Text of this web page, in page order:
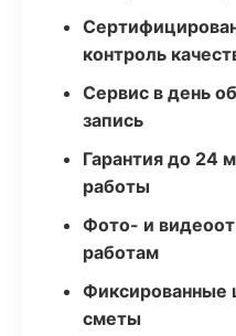
контроль
Сервис в день
запись
Гарантия до 24
работы
Фото- и
работам
Фиксированные
сметы